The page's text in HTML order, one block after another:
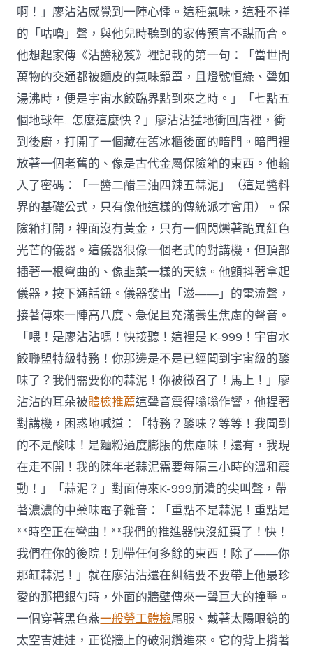
啊！」廖沾沾感覺到一陣心悸。這種氣味，這種不祥
的「咕嚕」聲，與他兒時聽到的家傳預言不謀而合。
他想起家傳《沾醬秘笈》裡記載的第一句：「當世間
萬物的交通都被麵皮的氣味籠罩，且燈號恒綠、聲如
湯沸時，便是宇宙水餃臨界點到來之時。」「七點五
個地球年…怎麼這麼快？」廖沾沾猛地衝回店裡，衝
到後廚，打開了一個藏在舊冰櫃後面的暗門。暗門裡
放著一個老舊的、像是古代金屬保險箱的東西。他輸
入了密碼：「一醬二醋三油四辣五蒜泥」（這是醬料
界的基礎公式，只有像他這樣的傳統派才會用）。保
險箱打開，裡面沒有黃金，只有一個閃爍著詭異紅色
光芒的儀器。這儀器很像一個老式的對講機，但頂部
插著一根彎曲的、像韭菜一樣的天線。他顫抖著拿起
儀器，按下通話鈕。儀器發出「滋——」的電流聲，
接著傳來一陣高八度、急促且充滿養生焦慮的聲音。
「喂！是廖沾沾嗎！快接聽！這裡是 K-999！宇宙水
餃聯盟特級特務！你那邊是不是已經聞到宇宙級的酸
味了？我們需要你的蒜泥！你被徵召了！馬上！」廖
沾沾的耳朵被體檢推薦這聲音震得嗡嗡作響，他捏著
對講機，困惑地喊道：「特務？酸味？等等！我聞到
的不是酸味！是麵粉過度膨脹的焦慮味！還有，我現
在走不開！我的陳年老蒜泥需要每隔三小時的溫和震
動！」「蒜泥？」對面傳來K-999崩潰的尖叫聲，帶
著濃濃的中藥味電子雜音：「重點不是蒜泥！重點是
**時空正在彎曲！**我們的推進器快沒紅棗了！快！
我們在你的後院！別帶任何多餘的東西！除了——你
那缸蒜泥！」就在廖沾沾還在糾結要不要帶上他最珍
愛的那把銀勺時，外面的牆壁傳來一聲巨大的撞擊。
一個穿著黑色燕一般勞工體檢尾服、戴著太陽眼鏡的
太空吉娃娃，正從牆上的破洞鑽進來。它的背上揹著